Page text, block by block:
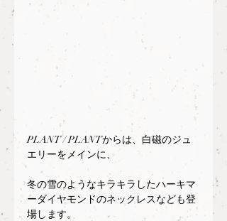
PLANT / PLANTからは、白磁のジュ
エリーをメインに、
冬の雪のようなキラキラしたハーキマ
ーダイヤモンドのネックレスなども登
場します。